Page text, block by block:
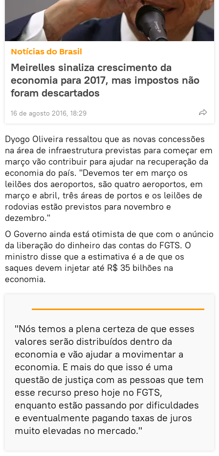
Notícias do Brasil
Meirelles sinaliza crescimento da
economia para 2017, mas impostos não
foram descartados
16 de agosto 2016, 18:29
Dyogo Oliveira ressaltou que as novas concessões
na área de infraestrutura previstas para começar em
março vão contribuir para ajudar na recuperação da
economia do país. "Devemos ter em março os
leilões dos aeroportos, são quatro aeroportos, em
março e abril, três áreas de portos e os leilões de
rodovias estão previstos para novembro e
dezembro."
O Governo ainda está otimista de que com o anúncio
da liberação do dinheiro das contas do FGTS. O
ministro disse que a estimativa é a de que os
saques devem injetar até R$ 35 bilhões na
economia.
"Nós temos a plena certeza de que esses
valores serão distribuídos dentro da
economia e vão ajudar a movimentar a
economia. E mais do que isso é uma
questão de justiça com as pessoas que tem
esse recurso preso hoje no FGTS,
enquanto estão passando por dificuldades
e eventualmente pagando taxas de juros
muito elevadas no mercado."